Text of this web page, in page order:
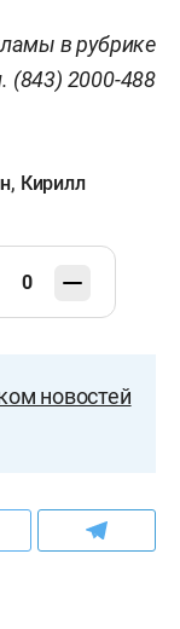
в рубрике
(843) 2000-488
, Кирилл
0
новостей